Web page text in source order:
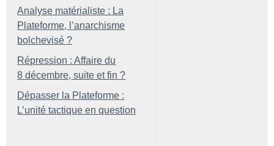
Analyse matérialiste : La
Plateforme, l’anarchisme
bolchevisé ?
Répression : Affaire du
8 décembre, suite et fin ?
Dépasser la Plateforme :
L’unité tactique en question